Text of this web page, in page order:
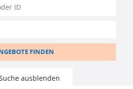
FINDEN
ausblenden